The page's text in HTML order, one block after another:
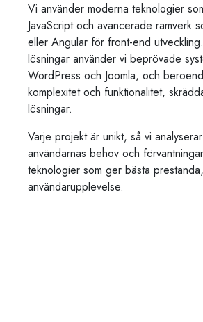
Vi använder moderna teknologier
JavaScript och avancerade ramverk
eller Angular för front-end
lösningar använder vi beprövade
WordPress och Joomla, och
komplexitet och funktionalitet,
lösningar.
Varje projekt är unikt, så vi
användarnas behov och
teknologier som ger bästa
användarupplevelse.